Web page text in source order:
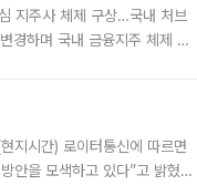
지주사 체제 구상…국내 처브
경하며 국내 금융지주 체제 구
안을 모색하고 있다”고 밝혔다.